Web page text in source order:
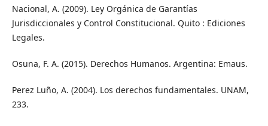
Nacional, A. (2009). Ley Orgánica de Garantías
Jurisdiccionales y Control Constitucional. Quito : Ediciones
Legales.
Osuna, F. A. (2015). Derechos Humanos. Argentina: Emaus.
Perez Luño, A. (2004). Los derechos fundamentales. UNAM,
233.